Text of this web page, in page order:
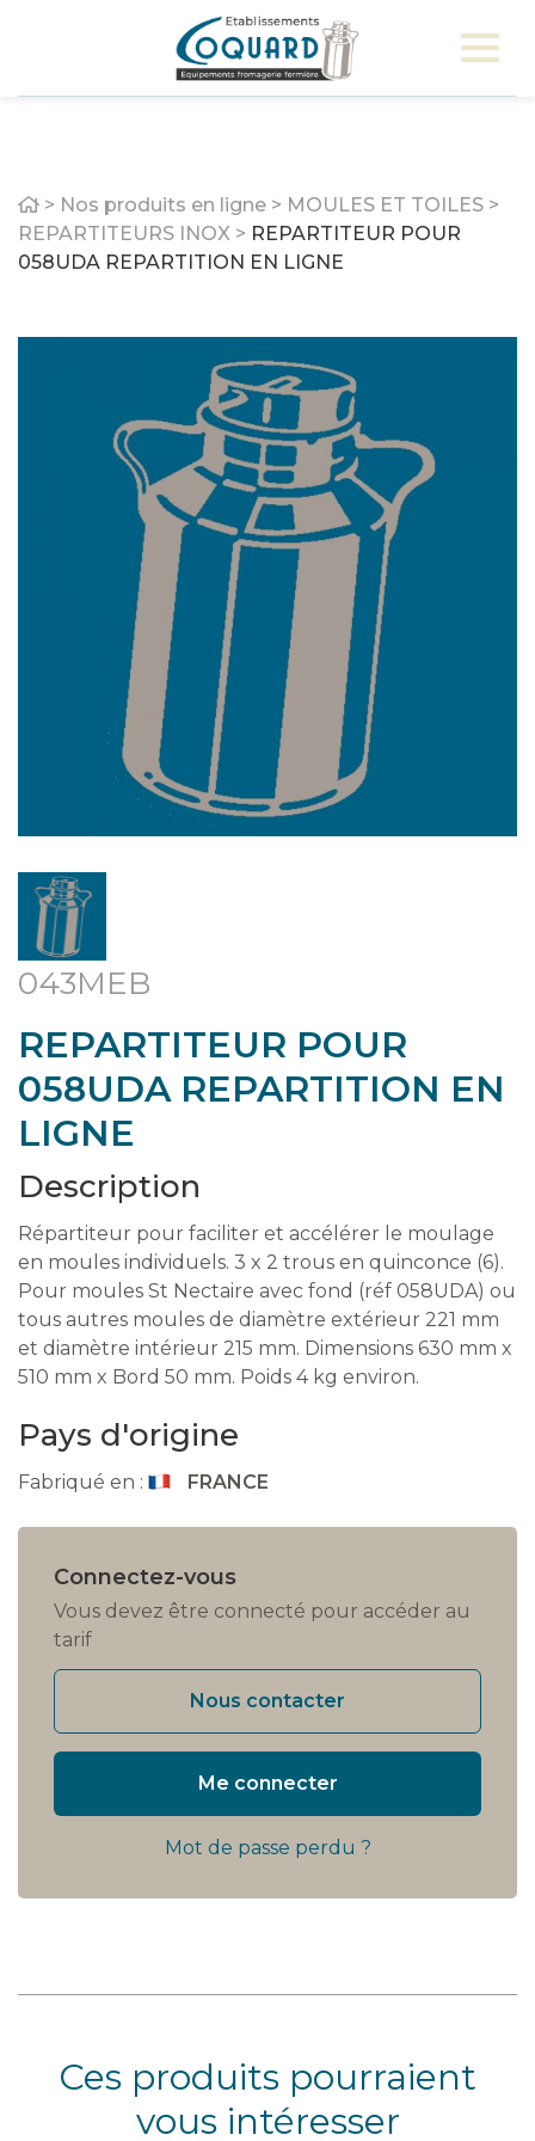
Home
> Nos produits en ligne > MOULES ET TOILES >
REPARTITEURS INOX > REPARTITEUR POUR
058UDA REPARTITION EN LIGNE
043MEB
REPARTITEUR POUR
058UDA REPARTITION EN
LIGNE
Description
Répartiteur pour faciliter et accélérer le moulage
en moules individuels. 3 x 2 trous en quinconce (6).
Pour moules St Nectaire avec fond (réf 058UDA) ou
tous autres moules de diamètre extérieur 221 mm
et diamètre intérieur 215 mm. Dimensions 630 mm x
510 mm x Bord 50 mm. Poids 4 kg environ.
Pays d'origine
Fabriqué en : FRANCE
Connectez-vous
Vous devez être connecté pour accéder au
tarif
Nous contacter
Me connecter
Mot de passe perdu ?
Ces produits pourraient
vous intéresser